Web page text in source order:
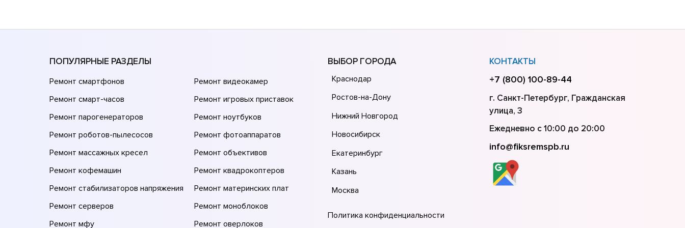
ПОПУЛЯРНЫЕ РАЗДЕЛЫ
Ремонт смартфонов
Ремонт смарт-часов
Ремонт парогенераторов
Ремонт роботов-пылесосов
Ремонт массажных кресел
Ремонт кофемашин
Ремонт стабилизаторов напряжения
Ремонт серверов
Ремонт мфу
Ремонт видеокамер
Ремонт игровых приставок
Ремонт ноутбуков
Ремонт фотоаппаратов
Ремонт объективов
Ремонт квадрокоптеров
Ремонт материнских плат
Ремонт моноблоков
Ремонт оверлоков
ВЫБОР ГОРОДА
Краснодар
Ростов-на-Дону
Нижний Новгород
Новосибирск
Екатеринбург
Казань
Москва
Политика конфиденциальности
КОНТАКТЫ
+7 (800) 100-89-44
г. Санкт-Петербург, Гражданская
улица, 3
Ежедневно с 10:00 до 20:00
info@fiksremspb.ru